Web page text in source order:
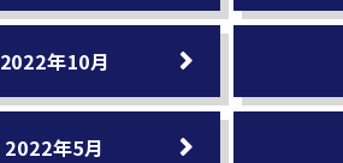
2022年10月
2022年5月